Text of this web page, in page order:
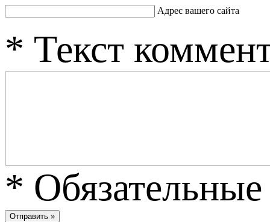
Адрес вашего сайта
* Текст
*